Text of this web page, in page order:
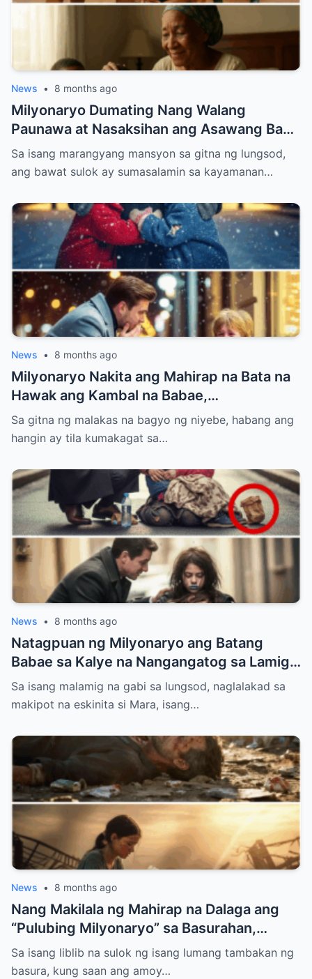
News • 8 months ago
Milyonaryo Dumating Nang Walang
Paunawa at Nasaksihan ang Asawang Bago
Niyang Buhos ng Maruming Tubig sa
Kanyang Ina at Anak — Ang Ginawa Niyang
Sa isang marangyang mansyon sa gitna ng lungsod,
ang bawat sulok ay sumasalamin sa kayamanan…
News • 8 months ago
Milyonaryo Nakita ang Mahirap na Bata na
Hawak ang Kambal na Babae,
Nangangatog sa Bagyong Niyebe — Ang
Ginawa Niyang Isa ay Lahat Nagulat
Sa gitna ng malakas na bagyo ng niyebe, habang ang
hangin ay tila kumakagat sa…
News • 8 months ago
Natagpuan ng Milyonaryo ang Batang
Babae sa Kalye na Nangangatog sa Lamig,
Hawak ang Anak — Ang Ginawa Niyang Isa
ay Nagbago ng Lahat
Sa isang malamig na gabi sa lungsod, naglalakad sa
makipot na eskinita si Mara, isang…
News • 8 months ago
Nang Makilala ng Mahirap na Dalaga ang
“Pulubing Milyonaryo” sa Basurahan,
Nabunyag ang Lihim na Nagpabago sa
Kapalaran Nila
Sa isang liblib na sulok ng isang lumang tambakan ng
basura, kung saan ang amoy…